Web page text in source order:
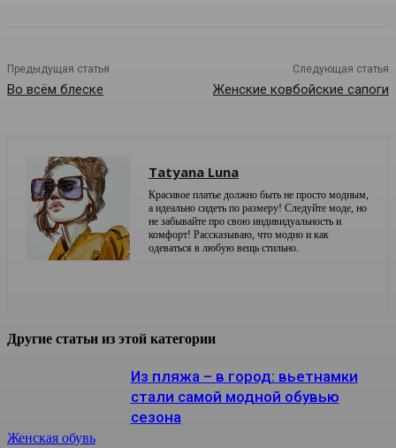
Предыдущая статья
Во всём блеске
Следующая статья
Женские ковбойские сапоги
Tatyana Luna
Красивое платье должно быть не просто модным,
а идеально сидеть по размеру! Следуйте моде, но
не забывайте про свою индивидуальность и
комфорт! Рассказываю, что модно и как
одеваться в любую вещь стильно.
Другие статьи из этой категории
Женская обувь
Из пляжа – в город: вьетнамки
стали самой модной обувью
сезона